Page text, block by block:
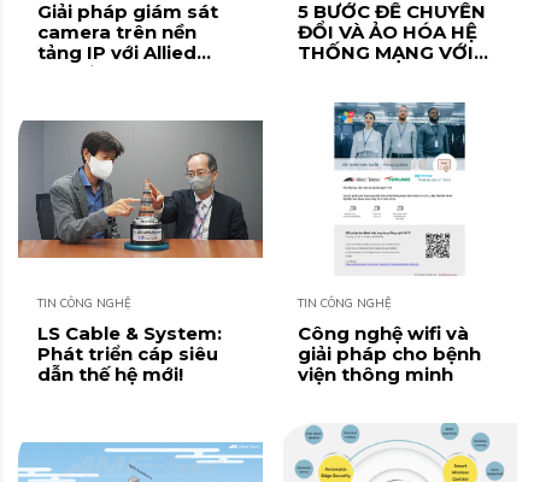
Giải pháp giám sát
camera trên nền
tảng IP với Allied
Telesis
5 BƯỚC ĐỂ CHUYỂN
ĐỔI VÀ ẢO HÓA HỆ
THỐNG MẠNG VỚI
TIN CÔNG NGHỆ
LS Cable & System:
Phát triển cáp siêu
dẫn thế hệ mới!
TIN CÔNG NGHỆ
Công nghệ wifi và
giải pháp cho bệnh
viện thông minh